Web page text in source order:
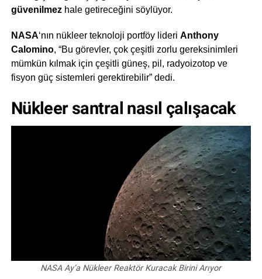
güvenilmezhale getireceğini söylüyor.
NASA‘nın nükleer teknoloji portföy lideri Anthony
Calomino, “Bu görevler, çok çeşitli zorlu gereksinimleri
mümkün kılmak için çeşitli güneş, pil, radyoizotop ve
fisyon güç sistemleri gerektirebilir” dedi.
Nükleer santral nasıl çalışacak
NASA Ay’a Nükleer Reaktör Kuracak Birini Arıyor